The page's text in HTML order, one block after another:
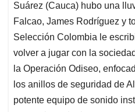
Suárez (Cauca) hubo una
Falcao, James Rodríguez y
Selección Colombia le
volver a jugar con la
la Operación Odiseo,
los anillos de seguridad de
potente equipo de sonido